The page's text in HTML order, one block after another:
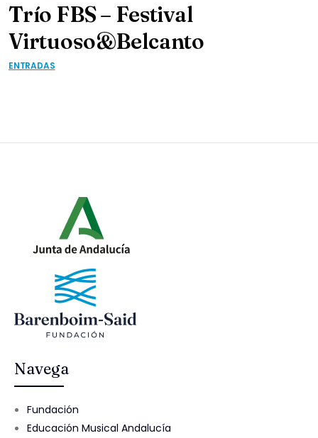
Trío FBS – Festival
Virtuoso&Belcanto
ENTRADAS
Navega
Fundación
Educación Musical Andalucía